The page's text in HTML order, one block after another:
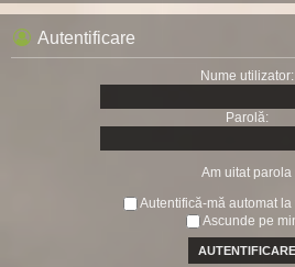
Autentificare
Nume utilizator:
Parolă:
Am uitat parola
Autentifică-mă automat
Ascunde pe